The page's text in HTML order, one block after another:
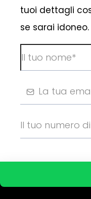
tuoi dettagli
se sarai idoneo.